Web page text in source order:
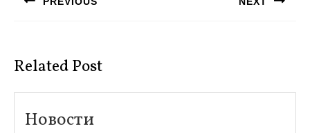
записям
Related Post
Новости